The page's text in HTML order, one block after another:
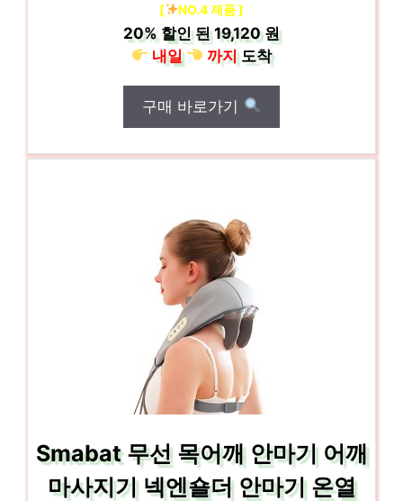
[ NO.4 제품 ]
20% 할인 된19,120 원
내일
까지도착
구매 바로가기
Smabat 무선 목어깨 안마기 어깨
마사지기 넥엔숄더 안마기 온열